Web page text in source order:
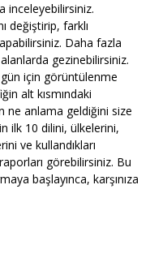
inceleyebilirsiniz.
değiştirip, farklı
Daha fazla
gezinebilirsiniz.
için görüntülenme
alt kısmındaki
ne anlama geldiğini size
ilk 10 dilini, ülkelerini,
ve kullandıkları
görebilirsiniz. Bu
başlayınca, karşınıza